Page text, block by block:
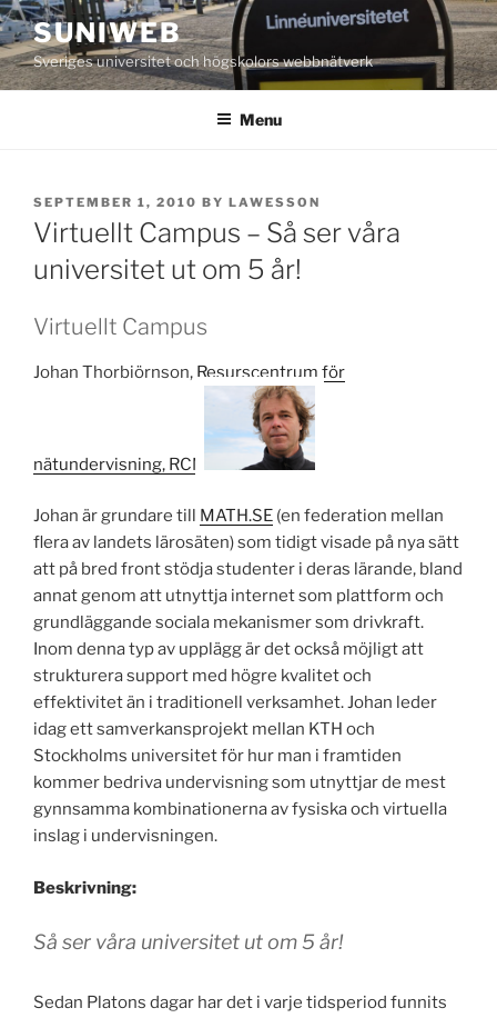
Skip
to
content
SUNIWEB
Sveriges universitet och högskolors webbnätverk
Menu
POSTED
ON
SEPTEMBER 1, 2010 BY LAWESSON
Virtuellt Campus – Så ser våra
universitet ut om 5 år!
Virtuellt Campus
Johan Thorbiörnson, Resurscentrum för
nätundervisning, RCN
Johan är grundare till MATH.SE (en federation mellan
flera av landets lärosäten) som tidigt visade på nya sätt
att på bred front stödja studenter i deras lärande, bland
annat genom att utnyttja internet som plattform och
grundläggande sociala mekanismer som drivkraft.
Inom denna typ av upplägg är det också möjligt att
strukturera support med högre kvalitet och
effektivitet än i traditionell verksamhet. Johan leder
idag ett samverkansprojekt mellan KTH och
Stockholms universitet för hur man i framtiden
kommer bedriva undervisning som utnyttjar de mest
gynnsamma kombinationerna av fysiska och virtuella
inslag i undervisningen.
Beskrivning:
Så ser våra universitet ut om 5 år!
Sedan Platons dagar har det i varje tidsperiod funnits